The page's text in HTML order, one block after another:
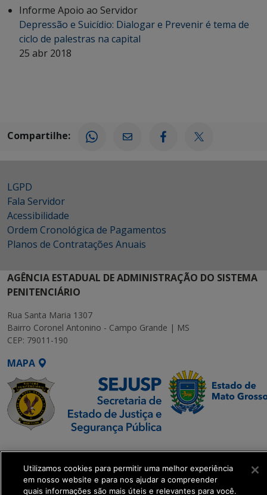
Informe Apoio ao Servidor
Depressão e Suicídio: Dialogar e Prevenir é tema de
ciclo de palestras na capital
25 abr 2018
Compartilhe:
LGPD
Fala Servidor
Acessibilidade
Ordem Cronológica de Pagamentos
Planos de Contratações Anuais
AGÊNCIA ESTADUAL DE ADMINISTRAÇÃO DO SISTEMA
PENITENCIÁRIO
Rua Santa Maria 1307
Bairro Coronel Antonino - Campo Grande | MS
CEP: 79011-190
MAPA
SETDIG | Secretaria-
Executiva de
Transformação Digital
Utilizamos cookies para permitir uma melhor experiência
em nosso website e para nos ajudar a compreender
quais informações são mais úteis e relevantes para você.